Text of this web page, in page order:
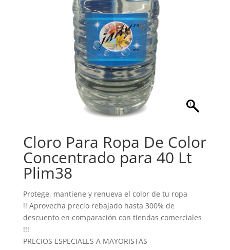
Cloro Para Ropa De Color
Concentrado para 40 Lt
Plim38
Protege, mantiene y renueva el color de tu ropa
!! Aprovecha precio rebajado hasta 300% de
descuento en comparación con tiendas comerciales
!!!
PRECIOS ESPECIALES A MAYORISTAS